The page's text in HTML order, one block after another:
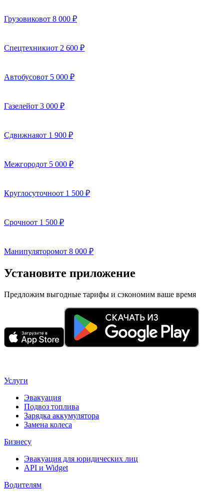
Грузовиковот 8 000 ₽
Спецтехникиот 2 600 ₽
Автобусовот 5 000 ₽
Газелейот 3 000 ₽
Сдвижнаяот 1 900 ₽
Межгородот 5 000 ₽
Круглосуточноот 1 500 ₽
Срочноот 1 500 ₽
Манипуляторомот 8 000 ₽
Установите приложение
Предложим выгодные тарифы и сэкономим ваше время
Услуги
Эвакуация
Подвоз топлива
Зарядка аккумулятора
Замена колеса
Бизнесу
Эвакуация для юридических лиц
API и Widget
Водителям